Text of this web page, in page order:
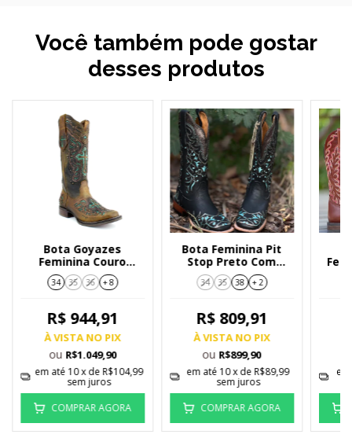
Você também pode gostar
desses produtos
Bota Goyazes
Feminina Couro
Dallas Ocre 183250CF
Country
34 35 36 + 8
R$ 944,91
À VISTA NO PIX
ou R$1.049,90
em até 10x de R$104,99
sem juros
COMPRAR AGORA
Bota Feminina Pit
Stop Preto Com
Detalhe Azul 236405-
CF
34 35 38 + 2
R$ 809,91
À VISTA NO PIX
ou R$899,90
em até 10x de R$89,99
sem juros
COMPRAR AGORA